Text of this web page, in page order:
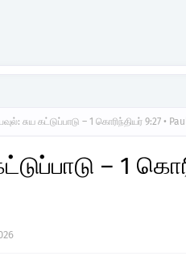
பவுல்: சுய கட்டுப்பாடு – 1 கொரிந்தியர் 9:27 •
– 1